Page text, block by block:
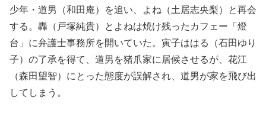
少年・道男（和田庵）を追い、よね（土居志央梨）と再会
する。轟（戸塚純貴）とよねは焼け残ったカフェー「燈
台」に弁護士事務所を開いていた。寅子ははる（石田ゆり
子）の了承を得て、道男を猪爪家に居候させるが、花江
（森田望智）にとった態度が誤解され、道男が家を飛び出
してしまう。